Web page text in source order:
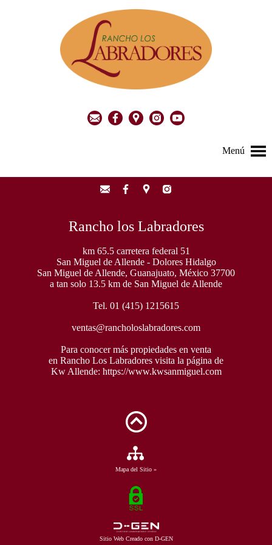
Menú
Rancho los Labradores
km 65.5 carretera federal 51
San Miguel de Allende - Dolores Hidalgo
San Miguel de Allende, Guanajuato, México 37700
a tan solo 13.5 km de San Miguel de Allende
Tel. 01 (415) 1215615
ventas@rancholoslabradores.com
Para conocer más propiedades en venta
en Rancho Los Labradores visita la página de
Kw Allende: https://www.kwsanmiguel.com
Mapa del Sitio »
Sitio Web Creado con D-GEN